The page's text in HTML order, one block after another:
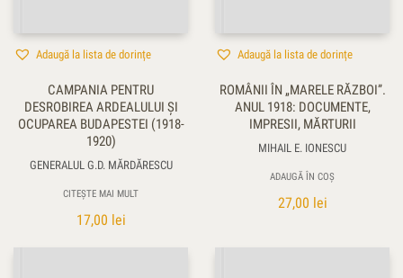
Adaugă la lista de dorințe
CAMPANIA PENTRU
DESROBIREA ARDEALULUI ŞI
OCUPAREA BUDAPESTEI (1918-
1920)
GENERALUL G.D. MĂRDĂRESCU
CITEȘTE MAI MULT
17,00 lei
Adaugă la lista de dorințe
ROMÂNII ÎN „MARELE RĂZBOI”.
ANUL 1918: DOCUMENTE,
IMPRESII, MĂRTURII
MIHAIL E. IONESCU
ADAUGĂ ÎN COȘ
27,00 lei